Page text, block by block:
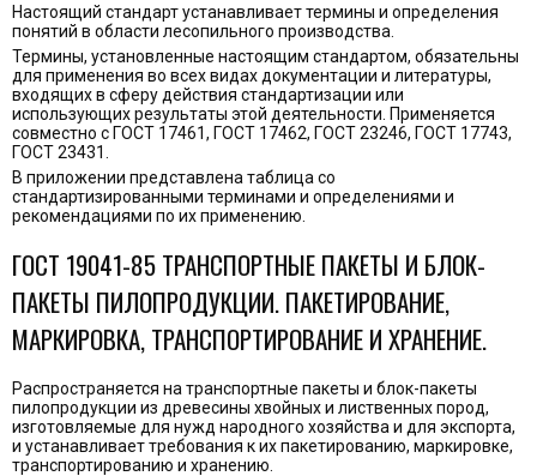
Настоящий стандарт устанавливает термины и определения
понятий в области лесопильного производства.
Термины, установленные настоящим стандартом, обязательны
для применения во всех видах документации и литературы,
входящих в сферу действия стандартизации или
использующих результаты этой деятельности. Применяется
совместно с ГОСТ 17461, ГОСТ 17462, ГОСТ 23246, ГОСТ 17743,
ГОСТ 23431.
В приложении представлена таблица со
стандартизированными терминами и определениями и
рекомендациями по их применению.
ГОСТ 19041-85 ТРАНСПОРТНЫЕ ПАКЕТЫ И БЛОК-
ПАКЕТЫ ПИЛОПРОДУКЦИИ. ПАКЕТИРОВАНИЕ,
МАРКИРОВКА, ТРАНСПОРТИРОВАНИЕ И ХРАНЕНИЕ.
Распространяется на транспортные пакеты и блок-пакеты
пилопродукции из древесины хвойных и лиственных пород,
изготовляемые для нужд народного хозяйства и для экспорта,
и устанавливает требования к их пакетированию, маркировке,
транспортированию и хранению.